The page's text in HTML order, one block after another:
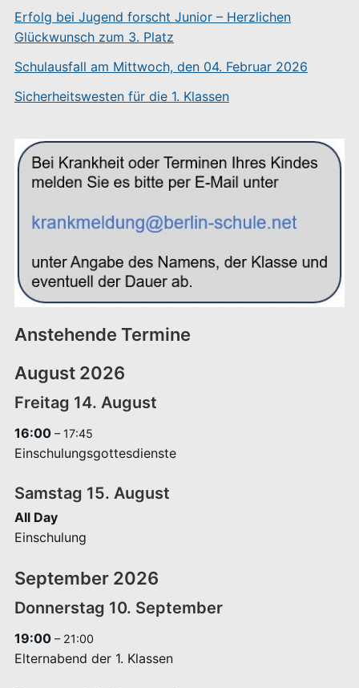
Erfolg bei Jugend forscht Junior – Herzlichen
Glückwunsch zum 3. Platz
Schulausfall am Mittwoch, den 04. Februar 2026
Sicherheitswesten für die 1. Klassen
Anstehende Termine
August 2026
Freitag 14. August
16:00 – 17:45
Einschulungsgottesdienste
Samstag 15. August
All Day
Einschulung
September 2026
Donnerstag 10. September
19:00 – 21:00
Elternabend der 1. Klassen